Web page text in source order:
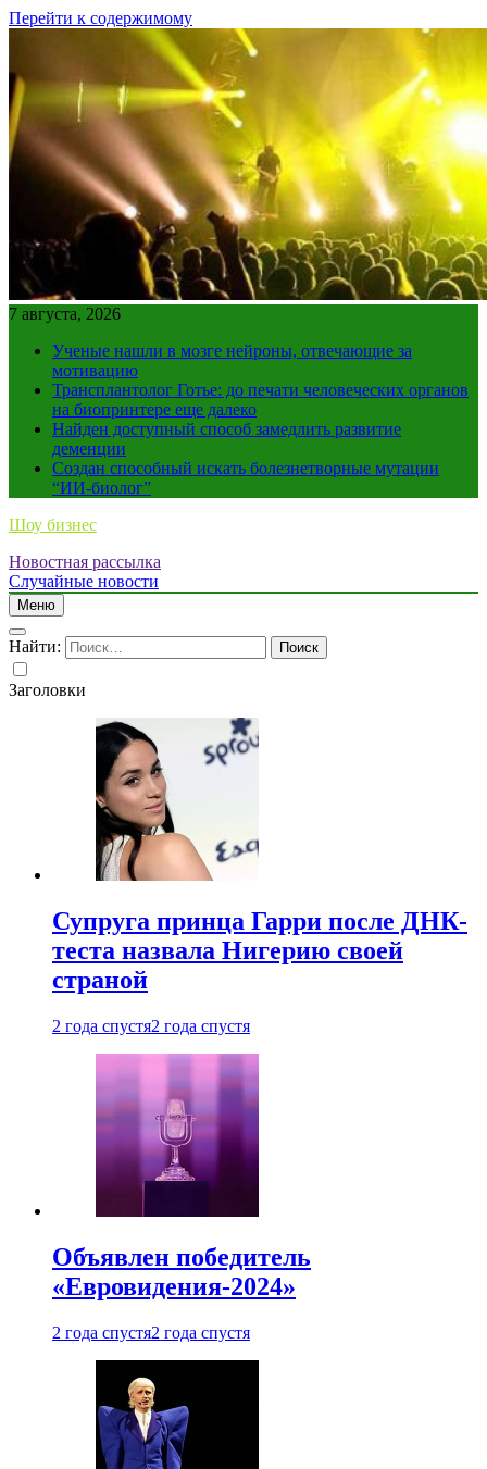
Перейти к содержимому
7 августа, 2026
Ученые нашли в мозге нейроны, отвечающие за
мотивацию
Трансплантолог Готье: до печати человеческих органов
на биопринтере еще далеко
Найден доступный способ замедлить развитие
деменции
Создан способный искать болезнетворные мутации
“ИИ-биолог”
Шоу бизнес
Новостная рассылка
Случайные новости
Меню
Найти:
Заголовки
Супруга принца Гарри после ДНК-
теста назвала Нигерию своей
страной
2 года спустя2 года спустя
Объявлен победитель
«Евровидения-2024»
2 года спустя2 года спустя